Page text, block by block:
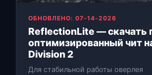
ОБНОВЛЕНО: 07-14-2026
ReflectionLite — скачать
оптимизированный чит
Division 2
Для стабильной работы оверлея